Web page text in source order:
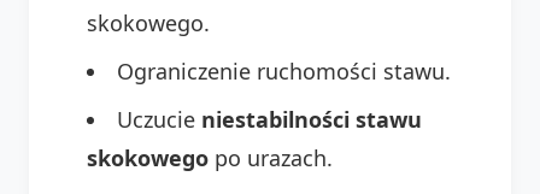
skokowego.
Ograniczenie ruchomości stawu.
Uczucie niestabilności stawu
skokowego po urazach.